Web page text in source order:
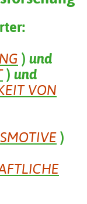
) und
) und
VON
)